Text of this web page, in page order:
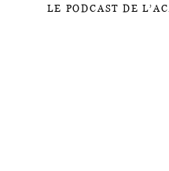
LE PODCAST DE